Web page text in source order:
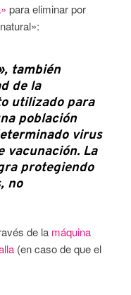
para eliminar por
también
de la
utilizado para
población
virus
vacunación. La
protegiendo
no
de la máquina
(en caso de que el